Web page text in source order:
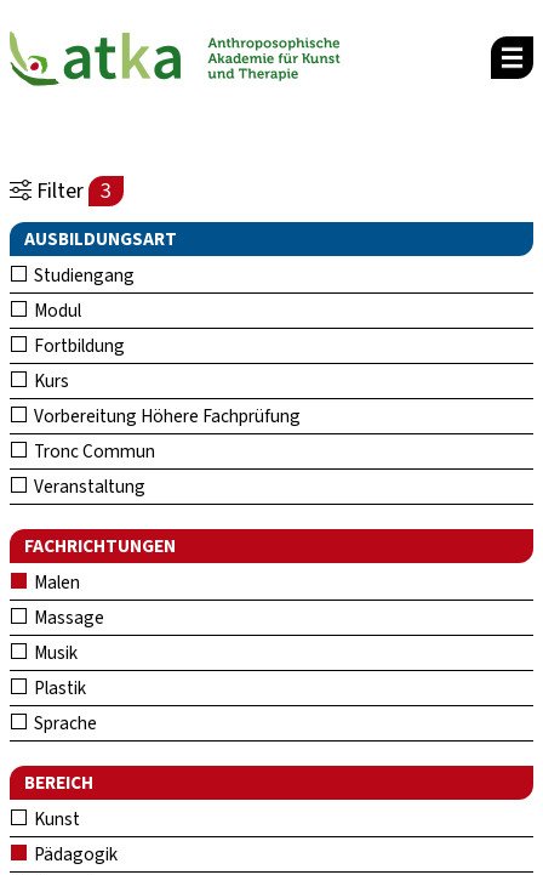
Filter 3
AUSBILDUNGSART
Studiengang
Modul
Fortbildung
Kurs
Vorbereitung Höhere Fachprüfung
Tronc Commun
Veranstaltung
FACHRICHTUNGEN
Malen
Massage
Musik
Plastik
Sprache
BEREICH
Kunst
Pädagogik